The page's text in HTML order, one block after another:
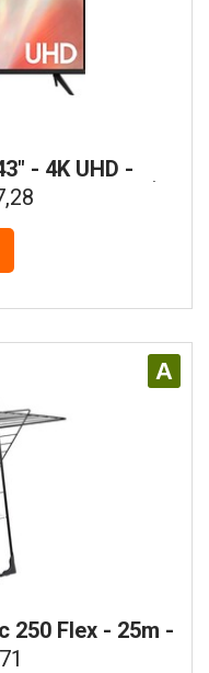
- 4K UHD -
Model)
A
250 Flex - 25m -